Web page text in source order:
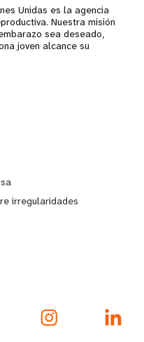
Unidas es la agencia
Nuestra misión
sea deseado,
joven alcance su
irregularidades